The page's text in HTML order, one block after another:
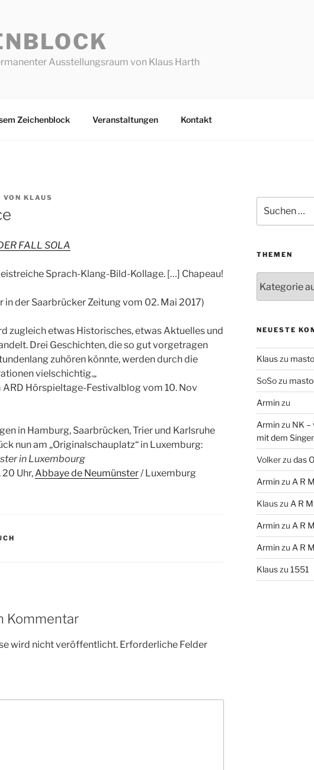
Ausstellungsraum von Klaus Harth
Zeichenblock Veranstaltungen Kontakt
VON KLAUS
FALL SOLA
Sprach-Klang-Bild-Kollage. […] Chapeau!
in der Saarbrücker Zeitung vom 02. Mai 2017)
zugleich etwas Historisches, etwas Aktuelles und
Drei Geschichten, die so gut vorgetragen
zuhören könnte, werden durch die
vielschichtig.„
ARD Hörspieltage-Festivalblog vom 10. Nov
in Hamburg, Saarbrücken, Trier und Karlsruhe
nun am „Originalschauplatz“ in Luxemburg:
in Luxembourg
Uhr,Abbaye de Neumünster/Luxemburg
Kommentar
wird nicht veröffentlicht. Erforderliche Felder
nach:
THEMEN
NEUESTE
Klauszu
SoSozu
Arminzu
Arminzu NK –
mit dem
Volkerzu das
Arminzu A R
Klauszu A R
Arminzu A R
Arminzu A R
Klauszu 1551